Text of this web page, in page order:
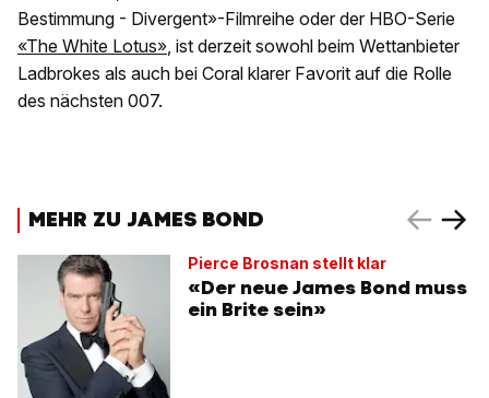
Bestimmung - Divergent»-Filmreihe oder der HBO-Serie
«The White Lotus», ist derzeit sowohl beim Wettanbieter
Ladbrokes als auch bei Coral klarer Favorit auf die Rolle
des nächsten 007.
MEHR ZU JAMES BOND
Pierce Brosnan stellt klar
«Der neue James Bond muss
ein Brite sein»